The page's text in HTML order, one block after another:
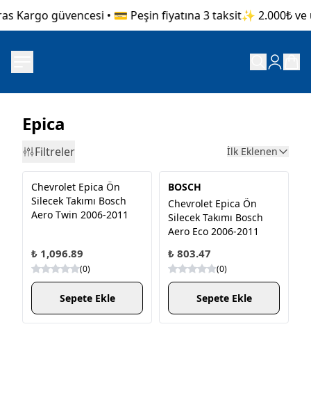
Kargo güvencesi • 💳 Peşin fiyatına 3 taksit✨ 2.000₺ ve
Epica
Filtreler İlk Eklenen
Chevrolet Epica Ön
Silecek Takımı Bosch
Aero Twin 2006-2011
₺ 1,096.89
(0)
Sepete Ekle
BOSCH
Chevrolet Epica Ön
Silecek Takımı Bosch
Aero Eco 2006-2011
₺ 803.47
(0)
Sepete Ekle